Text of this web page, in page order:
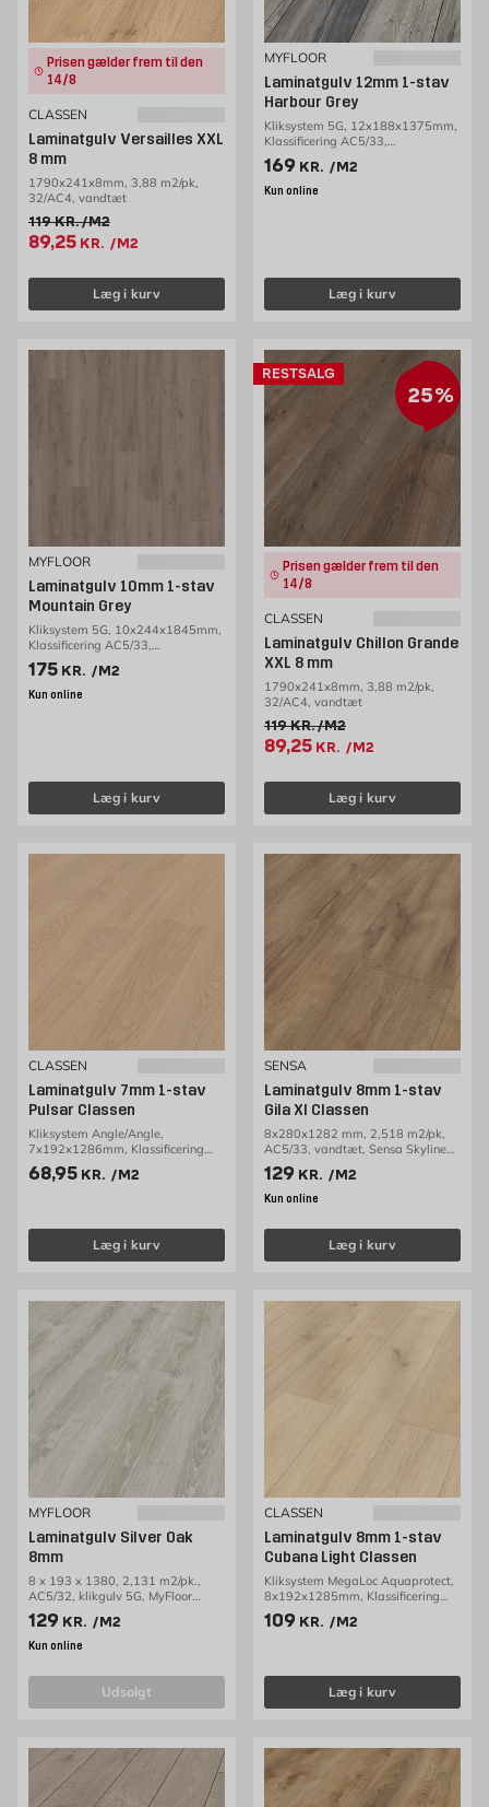
Prisen gælder frem til den
14/8
CLASSEN
Laminatgulv Versailles XXL
8 mm
1790x241x8mm, 3,88 m2/pk,
32/AC4, vandtæt
Gammel pris 119 kr. /m2
119KR./M2
Tilbudspris 89.25 kr. /m2
89,25 KR. /M2
Læg i kurv
MYFLOOR
Laminatgulv 12mm 1-stav
Harbour Grey
Kliksystem 5G, 12x188x1375mm,
Klassificering AC5/33,
1,29m2/pakke
Pris 169 kr. /m2
169 KR. /M2
Kun online
Læg i kurv
MYFLOOR
Laminatgulv 10mm 1-stav
Mountain Grey
Kliksystem 5G, 10x244x1845mm,
Klassificering AC5/33,
1,80m2/pakke
Pris 175 kr. /m2
175 KR. /M2
Kun online
Læg i kurv
25%
RESTSALG
Prisen gælder frem til den
14/8
CLASSEN
Laminatgulv Chillon Grande
XXL 8 mm
1790x241x8mm, 3,88 m2/pk,
32/AC4, vandtæt
Gammel pris 119 kr. /m2
119KR./M2
Tilbudspris 89.25 kr. /m2
89,25 KR. /M2
Læg i kurv
CLASSEN
Laminatgulv 7mm 1-stav
Pulsar Classen
Kliksystem Angle/Angle,
7x192x1286mm, Klassificering
AC3/31, 2,47m2/pakke
Pris 68.95 kr. /m2
68,95 KR. /M2
Læg i kurv
SENSA
Laminatgulv 8mm 1-stav
Gila Xl Classen
8x280x1282 mm, 2,518 m2/pk,
AC5/33, vandtæt, Sensa Skyline
Large
Pris 129 kr. /m2
129 KR. /M2
Kun online
Læg i kurv
MYFLOOR
Laminatgulv Silver Oak
8mm
8 x 193 x 1380, 2,131 m2/pk.,
AC5/32, klikgulv 5G, MyFloor
Lodge
Pris 129 kr. /m2
129 KR. /M2
Kun online
udsolgt
CLASSEN
Laminatgulv 8mm 1-stav
Cubana Light Classen
Kliksystem MegaLoc Aquaprotect,
8x192x1285mm, Klassificering
AC5/33, 2,22m2/pakke
Pris 109 kr. /m2
109 KR. /M2
Læg i kurv